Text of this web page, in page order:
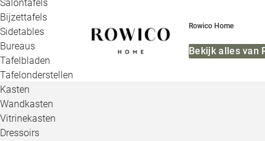
Salontafels
Bijzettafels
Sidetables
Bureaus
Tafelbladen
Tafelonderstellen
Kasten
Wandkasten
Vitrinekasten
Dressoirs
Rowico Home
Bekijk alles van